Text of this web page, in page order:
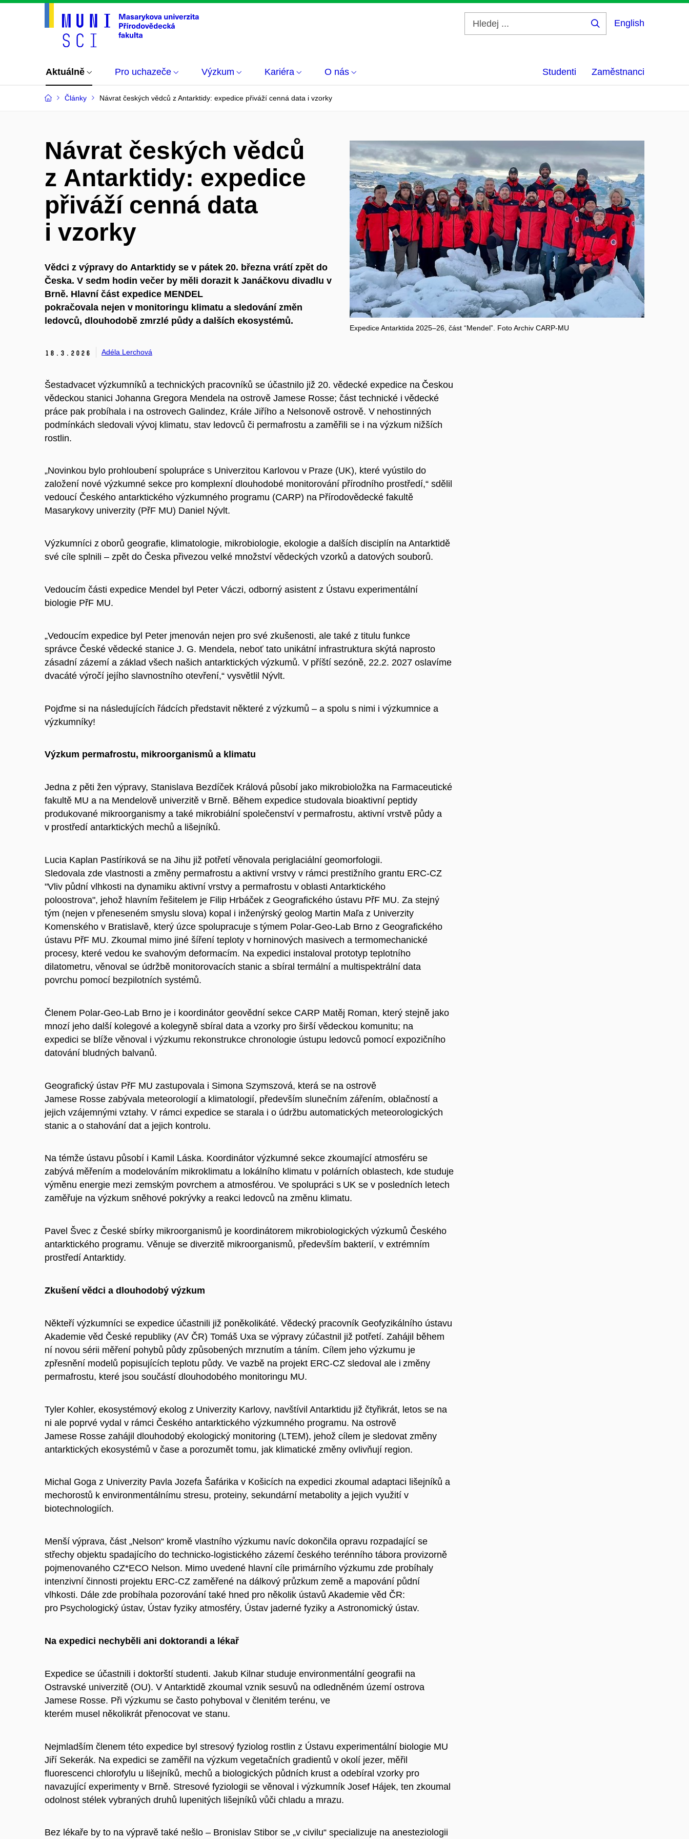
English
Aktuálně Pro uchazeče Výzkum Kariéra O nás Studenti Zaměstnanci
Články Návrat českých vědců z Antarktidy: expedice přiváží cenná data i vzorky
Návrat českých vědců
z Antarktidy: expedice
přiváží cenná data
i vzorky
Vědci z výpravy do Antarktidy se v pátek 20. března vrátí zpět do
Česka. V sedm hodin večer by měli dorazit k Janáčkovu divadlu v
Brně. Hlavní část expedice MENDEL
pokračovala nejen v monitoringu klimatu a sledování změn
ledovců, dlouhodobě zmrzlé půdy a dalších ekosystémů.
18. 3. 2026 Adéla Lerchová
Expedice Antarktida 2025–26, část “Mendel”. Foto Archiv CARP-MU
Šestadvacet výzkumníků a technických pracovníků se účastnilo již 20. vědecké expedice na Českou
vědeckou stanici Johanna Gregora Mendela na ostrově Jamese Rosse; část technické i vědecké
práce pak probíhala i na ostrovech Galindez, Krále Jiřího a Nelsonově ostrově. V nehostinných
podmínkách sledovali vývoj klimatu, stav ledovců či permafrostu a zaměřili se i na výzkum nižších
rostlin.
„Novinkou bylo prohloubení spolupráce s Univerzitou Karlovou v Praze (UK), které vyústilo do
založení nové výzkumné sekce pro komplexní dlouhodobé monitorování přírodního prostředí,“ sdělil
vedoucí Českého antarktického výzkumného programu (CARP) na Přírodovědecké fakultě
Masarykovy univerzity (PřF MU) Daniel Nývlt.
Výzkumníci z oborů geografie, klimatologie, mikrobiologie, ekologie a dalších disciplín na Antarktidě
své cíle splnili – zpět do Česka přivezou velké množství vědeckých vzorků a datových souborů.
Vedoucím části expedice Mendel byl Peter Váczi, odborný asistent z Ústavu experimentální
biologie PřF MU.
„Vedoucím expedice byl Peter jmenován nejen pro své zkušenosti, ale také z titulu funkce
správce České vědecké stanice J. G. Mendela, neboť tato unikátní infrastruktura skýtá naprosto
zásadní zázemí a základ všech našich antarktických výzkumů. V příští sezóně, 22.2. 2027 oslavíme
dvacáté výročí jejího slavnostního otevření,“ vysvětlil Nývlt.
Pojďme si na následujících řádcích představit některé z výzkumů – a spolu s nimi i výzkumnice a
výzkumníky!
Výzkum permafrostu, mikroorganismů a klimatu
Jedna z pěti žen výpravy, Stanislava Bezdíček Králová působí jako mikrobioložka na Farmaceutické
fakultě MU a na Mendelově univerzitě v Brně. Během expedice studovala bioaktivní peptidy
produkované mikroorganismy a také mikrobiální společenství v permafrostu, aktivní vrstvě půdy a
v prostředí antarktických mechů a lišejníků.
Lucia Kaplan Pastíriková se na Jihu již potřetí věnovala periglaciální geomorfologii.
Sledovala zde vlastnosti a změny permafrostu a aktivní vrstvy v rámci prestižního grantu ERC-CZ
"Vliv půdní vlhkosti na dynamiku aktivní vrstvy a permafrostu v oblasti Antarktického
poloostrova", jehož hlavním řešitelem je Filip Hrbáček z Geografického ústavu PřF MU. Za stejný
tým (nejen v přeneseném smyslu slova) kopal i inženýrský geolog Martin Maľa z Univerzity
Komenského v Bratislavě, který úzce spolupracuje s týmem Polar-Geo-Lab Brno z Geografického
ústavu PřF MU. Zkoumal mimo jiné šíření teploty v horninových masivech a termomechanické
procesy, které vedou ke svahovým deformacím. Na expedici instaloval prototyp teplotního
dilatometru, věnoval se údržbě monitorovacích stanic a sbíral termální a multispektrální data
povrchu pomocí bezpilotních systémů.
Členem Polar-Geo-Lab Brno je i koordinátor geovědní sekce CARP Matěj Roman, který stejně jako
mnozí jeho další kolegové a kolegyně sbíral data a vzorky pro širší vědeckou komunitu; na
expedici se blíže věnoval i výzkumu rekonstrukce chronologie ústupu ledovců pomocí expozičního
datování bludných balvanů.
Geografický ústav PřF MU zastupovala i Simona Szymszová, která se na ostrově
Jamese Rosse zabývala meteorologií a klimatologií, především slunečním zářením, oblačností a
jejich vzájemnými vztahy. V rámci expedice se starala i o údržbu automatických meteorologických
stanic a o stahování dat a jejich kontrolu.
Na témže ústavu působí i Kamil Láska. Koordinátor výzkumné sekce zkoumající atmosféru se
zabývá měřením a modelováním mikroklimatu a lokálního klimatu v polárních oblastech, kde studuje
výměnu energie mezi zemským povrchem a atmosférou. Ve spolupráci s UK se v posledních letech
zaměřuje na výzkum sněhové pokrývky a reakci ledovců na změnu klimatu.
Pavel Švec z České sbírky mikroorganismů je koordinátorem mikrobiologických výzkumů Českého
antarktického programu. Věnuje se diverzitě mikroorganismů, především bakterií, v extrémním
prostředí Antarktidy.
Zkušení vědci a dlouhodobý výzkum
Někteří výzkumníci se expedice účastnili již poněkolikáté. Vědecký pracovník Geofyzikálního ústavu
Akademie věd České republiky (AV ČR) Tomáš Uxa se výpravy zúčastnil již potřetí. Zahájil během
ní novou sérii měření pohybů půdy způsobených mrznutím a táním. Cílem jeho výzkumu je
zpřesnění modelů popisujících teplotu půdy. Ve vazbě na projekt ERC-CZ sledoval ale i změny
permafrostu, které jsou součástí dlouhodobého monitoringu MU.
Tyler Kohler, ekosystémový ekolog z Univerzity Karlovy, navštívil Antarktidu již čtyřikrát, letos se na
ni ale poprvé vydal v rámci Českého antarktického výzkumného programu. Na ostrově
Jamese Rosse zahájil dlouhodobý ekologický monitoring (LTEM), jehož cílem je sledovat změny
antarktických ekosystémů v čase a porozumět tomu, jak klimatické změny ovlivňují region.
Michal Goga z Univerzity Pavla Jozefa Šafárika v Košicích na expedici zkoumal adaptaci lišejníků a
mechorostů k environmentálnímu stresu, proteiny, sekundární metabolity a jejich využití v
biotechnologiích.
Menší výprava, část „Nelson“ kromě vlastního výzkumu navíc dokončila opravu rozpadající se
střechy objektu spadajícího do technicko-logistického zázemí českého terénního tábora provizorně
pojmenovaného CZ*ECO Nelson. Mimo uvedené hlavní cíle primárního výzkumu zde probíhaly
intenzivní činnosti projektu ERC-CZ zaměřené na dálkový průzkum země a mapování půdní
vlhkosti. Dále zde probíhala pozorování také hned pro několik ústavů Akademie věd ČR:
pro Psychologický ústav, Ústav fyziky atmosféry, Ústav jaderné fyziky a Astronomický ústav.
Na expedici nechyběli ani doktorandi a lékař
Expedice se účastnili i doktorští studenti. Jakub Kilnar studuje environmentální geografii na
Ostravské univerzitě (OU). V Antarktidě zkoumal vznik sesuvů na odledněném území ostrova
Jamese Rosse. Při výzkumu se často pohyboval v členitém terénu, ve
kterém musel několikrát přenocovat ve stanu.
Nejmladším členem této expedice byl stresový fyziolog rostlin z Ústavu experimentální biologie MU
Jiří Sekerák. Na expedici se zaměřil na výzkum vegetačních gradientů v okolí jezer, měřil
fluorescenci chlorofylu u lišejníků, mechů a biologických půdních krust a odebíral vzorky pro
navazující experimenty v Brně. Stresové fyziologii se věnoval i výzkumník Josef Hájek, ten zkoumal
odolnost stélek vybraných druhů lupenitých lišejníků vůči chladu a mrazu.
Bez lékaře by to na výpravě také nešlo – Bronislav Stibor se „v civilu“ specializuje na anesteziologii